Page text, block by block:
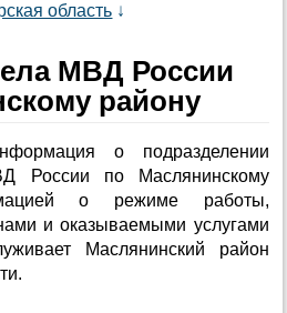
область ↓
МВД России
району
о подразделении
России по Маслянинскому
о режиме работы,
и оказываемыми услугами
Маслянинский район